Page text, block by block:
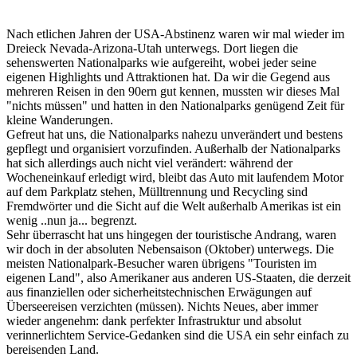
Nach etlichen Jahren der USA-Abstinenz waren wir mal wieder im
Dreieck Nevada-Arizona-Utah unterwegs. Dort liegen die
sehenswerten Nationalparks wie aufgereiht, wobei jeder seine
eigenen Highlights und Attraktionen hat. Da wir die Gegend aus
mehreren Reisen in den 90ern gut kennen, mussten wir dieses Mal
"nichts müssen" und hatten in den Nationalparks genügend Zeit für
kleine Wanderungen.
Gefreut hat uns, die Nationalparks nahezu unverändert und bestens
gepflegt und organisiert vorzufinden. Außerhalb der Nationalparks
hat sich allerdings auch nicht viel verändert: während der
Wocheneinkauf erledigt wird, bleibt das Auto mit laufendem Motor
auf dem Parkplatz stehen, Mülltrennung und Recycling sind
Fremdwörter und die Sicht auf die Welt außerhalb Amerikas ist ein
wenig ..nun ja... begrenzt.
Sehr überrascht hat uns hingegen der touristische Andrang, waren
wir doch in der absoluten Nebensaison (Oktober) unterwegs. Die
meisten Nationalpark-Besucher waren übrigens "Touristen im
eigenen Land", also Amerikaner aus anderen US-Staaten, die derzeit
aus finanziellen oder sicherheitstechnischen Erwägungen auf
Überseereisen verzichten (müssen). Nichts Neues, aber immer
wieder angenehm: dank perfekter Infrastruktur und absolut
verinnerlichtem Service-Gedanken sind die USA ein sehr einfach zu
bereisenden Land.